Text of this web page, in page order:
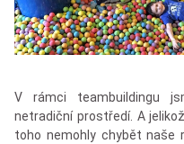
V rámci teambuildingu
netradiční prostředí. A
toho nemohly chybět naše